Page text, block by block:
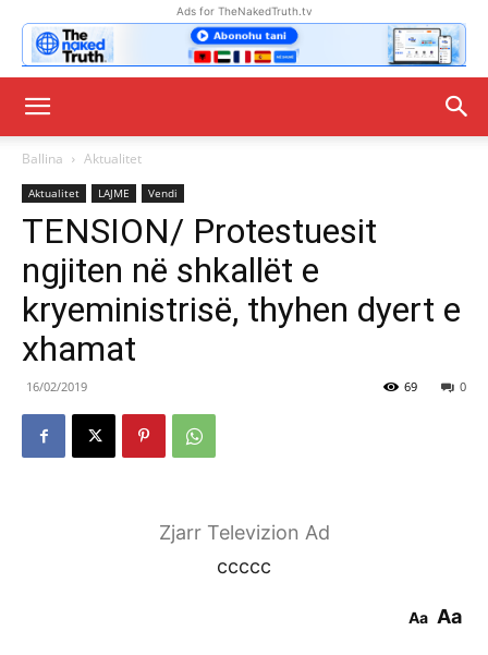
Ads for TheNakedTruth.tv
Ballina Aktualitet
Aktualitet LAJME Vendi
TENSION/ Protestuesit
ngjiten në shkallët e
kryeministrisë, thyhen dyert e
xhamat
16/02/2019 0
69
Zjarr Televizion Ad
ccccc
Aa Aa